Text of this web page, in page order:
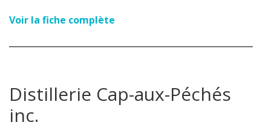
Voir la fiche complète
Distillerie Cap-aux-Péchés
inc.